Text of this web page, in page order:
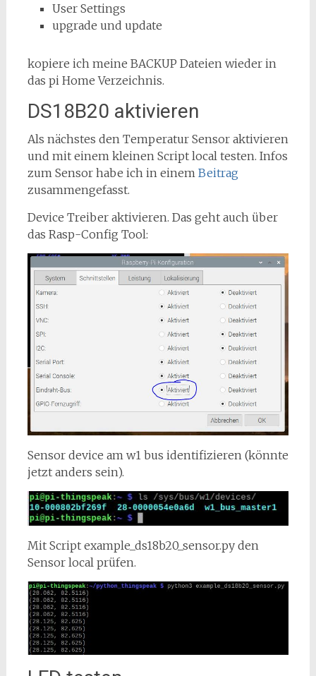
User Settings
upgrade und update
kopiere ich meine BACKUP Dateien wieder in
das pi Home Verzeichnis.
DS18B20 aktivieren
Als nächstes den Temperatur Sensor aktivieren
und mit einem kleinen Script local testen. Infos
zum Sensor habe ich in einem Beitrag
zusammengefasst.
Device Treiber aktivieren. Das geht auch über
das Rasp-Config Tool:
Sensor device am w1 bus identifizieren (könnte
jetzt anders sein).
Mit Script example_ds18b20_sensor.py den
Sensor local prüfen.